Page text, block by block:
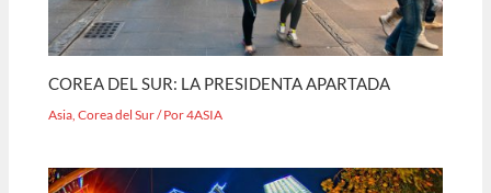
COREA DEL SUR: LA PRESIDENTA APARTADA
Asia ,Corea del Sur/ Por4ASIA